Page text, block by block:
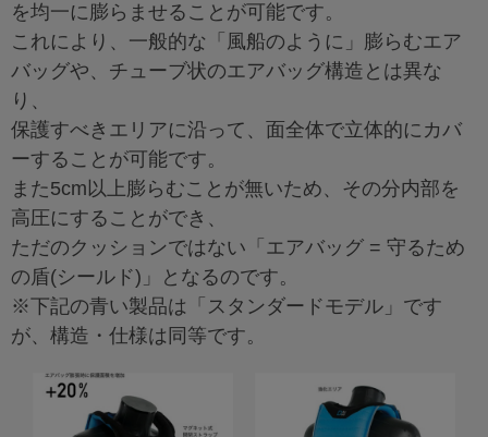
を均一に膨らませることが可能です。
これにより、一般的な「風船のように」膨らむエア
バッグや、チューブ状のエアバッグ構造とは異な
り、
保護すべきエリアに沿って、面全体で立体的にカバ
ーすることが可能です。
また5cm以上膨らむことが無いため、その分内部を
高圧にすることができ、
ただのクッションではない「エアバッグ = 守るため
の盾(シールド)」となるのです。
※下記の青い製品は「スタンダードモデル」です
が、構造・仕様は同等です。